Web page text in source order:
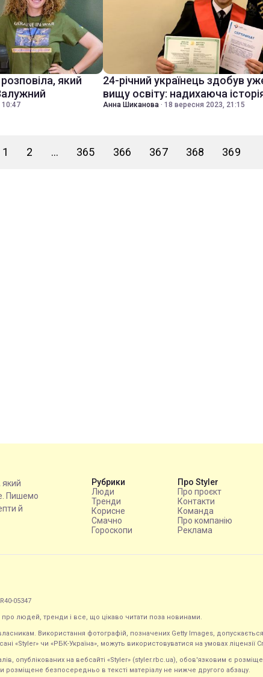
який
10:47
24-річний українець здобув
вищу освіту: надихаюча
Анна Шиканова · 18 вересня 2023, 21:15
1 2 ... 365 366 367 368 369
який
Пишемо
й
Рубрики
Люди
Тренди
Корисне
Смачно
Гороскопи
Про Styler
Про проєкт
Контакти
Команда
Про компанію
Реклама
05347
людей, тренди і все, що цікаво читати поза новинами.
Використання фотографій, позначених Getty Images,
«Styler» чи «РБК-Україна», можуть використовуватися на умовах
опублікованих на вебсайті «Styler» (styler.rbc.ua), обов'язковим є
розміщене безпосередньо в тексті матеріалу не нижче другого абзацу.